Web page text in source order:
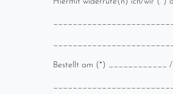
Bestellt am (*) ____________